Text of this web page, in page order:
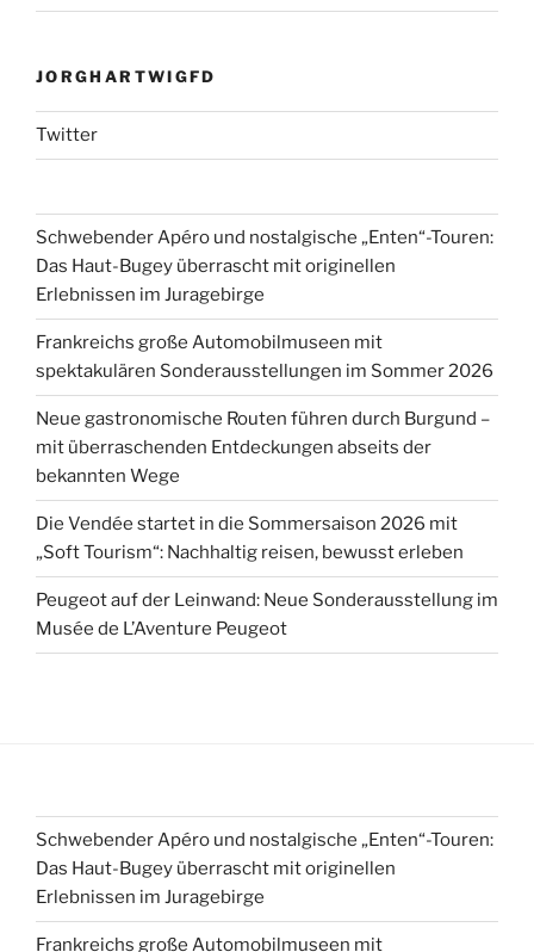
JORGHARTWIGFD
Twitter
Schwebender Apéro und nostalgische „Enten“-Touren:
Das Haut-Bugey überrascht mit originellen
Erlebnissen im Juragebirge
Frankreichs große Automobilmuseen mit
spektakulären Sonderausstellungen im Sommer 2026
Neue gastronomische Routen führen durch Burgund –
mit überraschenden Entdeckungen abseits der
bekannten Wege
Die Vendée startet in die Sommersaison 2026 mit
„Soft Tourism“: Nachhaltig reisen, bewusst erleben
Peugeot auf der Leinwand: Neue Sonderausstellung im
Musée de L’Aventure Peugeot
Schwebender Apéro und nostalgische „Enten“-Touren:
Das Haut-Bugey überrascht mit originellen
Erlebnissen im Juragebirge
Frankreichs große Automobilmuseen mit